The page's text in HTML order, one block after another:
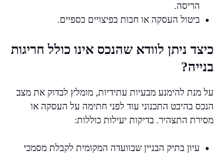
הריסה.
ביטול העסקה או חבות בפיצויים כספיים.
כיצד ניתן לוודא שהנכס אינו כולל חריגות
בנייה?
על מנת להימנע מבעיות עתידיות, מומלץ לבדוק את מצב
הנכס בהיבט התכנוני עוד לפני חתימה על העסקה או
מסירת התצהיר. בדיקות יעילות כוללות:
עיון בתיק הבניין שבוועדה המקומית לקבלת מסמכי